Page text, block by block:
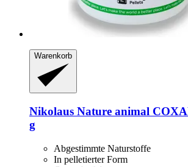
Warenkorb
Nikolaus Nature animal
g
Abgestimmte Naturstoffe
In pelletierter Form